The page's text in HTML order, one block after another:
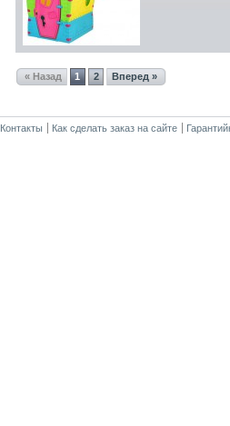
« Назад 1 2 Вперед »
Контакты Как сделать заказ на сайте